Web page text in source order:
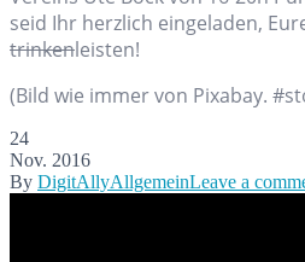
seid Ihr herzlich eingeladen,
trinkenleisten!
(Bild wie immer von Pixabay.
24
Nov. 2016
By DigitAllyAllgemeinLeave a